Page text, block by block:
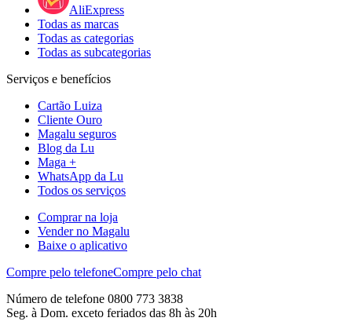
AliExpress
Todas as marcas
Todas as categorias
Todas as subcategorias
Serviços e benefícios
Cartão Luiza
Cliente Ouro
Magalu seguros
Blog da Lu
Maga +
WhatsApp da Lu
Todos os serviços
Comprar na loja
Vender no Magalu
Baixe o aplicativo
Compre pelo telefoneCompre pelo chat
Número de telefone 0800 773 3838
Seg. à Dom. exceto feriados das 8h às 20h